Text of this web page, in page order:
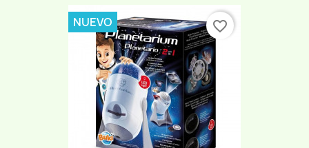
NUEVO favorite_border